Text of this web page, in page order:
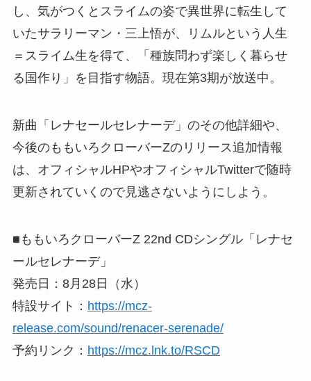
し、気がつくとスライムの姿で異世界に転生して
いたサラリーマン・三上悟が、リムルという人生
＝スライム生を得て、「種族問わず楽しく暮らせ
る国作り」を目指す物語。現在第3期が放送中。
新曲「レナセールセレナーデ」のその他詳細や、
今後のももいろクローバーZのリリース追加情報
は、オフィシャルHPやオフィシャルTwitterで随時
更新されていくので見逃さないようにしよう。
■ももいろクローバーZ 22nd CDシングル「レナセ
ールセレナーデ」
発売日：8月28日（水）
特設サイト： https://mcz-
release.com/sound/renacer-serenade/
予約リンク： https://mcz.lnk.to/RSCD